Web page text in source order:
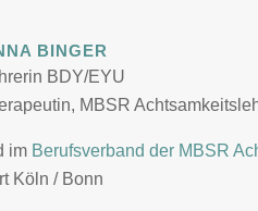
BINGER
BDY/EYU
MBSR
im Berufsverband der MBSR
Köln / Bonn